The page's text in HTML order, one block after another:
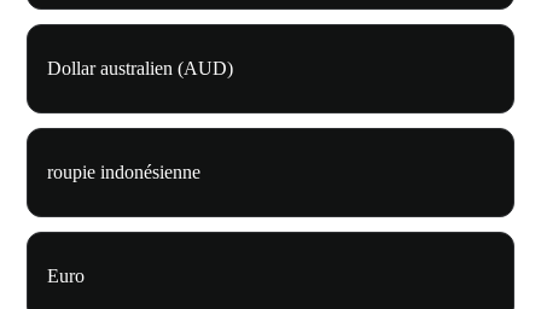
Dollar australien (AUD)
roupie indonésienne
Euro